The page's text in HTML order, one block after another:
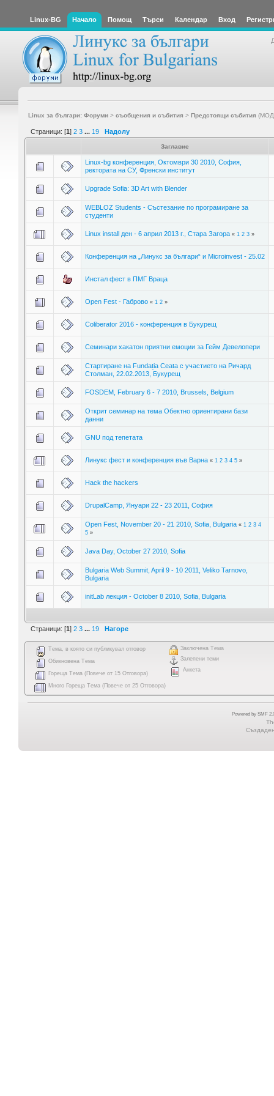
Linux-BG Начало Помощ Търси Календар Вход
Linux за българи: Форуми> съобщения и събития > Предстоящи събития
Страници: [1] 2 3 ... 19 Надолу
Заглавие
Linux-bg конференция, Октомври 30 2010, София,
ректората на СУ, Френски институт
Upgrade Sofia: 3D Art with Blender
WEBLOZ Students - Състезание по програмиране за
студенти
Linux install ден - 6 април 2013 г., Стара Загора « 1 2 3»
Конференция на „Линукс за българи“ и Microinvest - 25.02
Инстал фест в ПМГ Враца
Open Fest - Габрово « 1 2»
Coliberator 2016 - конференция в Букурещ
Семинари хакатон приятни емоции за Гейм Девелопери
Стартиране на Fundația Ceata с участието на Ричард
Столман, 22.02.2013, Букурещ
FOSDEM, February 6 - 7 2010, Brussels, Belgium
Открит семинар на тема Обектно ориентирани бази
данни
GNU под тепетата
Линукс фест и конференция във Варна « 1 2 3 4 5»
Hack the hackers
DrupalCamp, Януари 22 - 23 2011, София
Open Fest, November 20 - 21 2010, Sofia, Bulgaria « 1 2 3 4
5»
Java Day, October 27 2010, Sofia
Bulgaria Web Summit, April 9 - 10 2011, Veliko Tarnovo,
Bulgaria
initLab лекция - October 8 2010, Sofia, Bulgaria
Страници: [1] 2 3 ... 19 Нагоре
Тема, в която си публикувал отговор
Обикновена Тема
Гореща Тема (Повече от 15 Отговора)
Много Гореща Тема (Повече от 25 Отговора)
Заключена Тема
Залепени теми
Анкета
Powered by SMF